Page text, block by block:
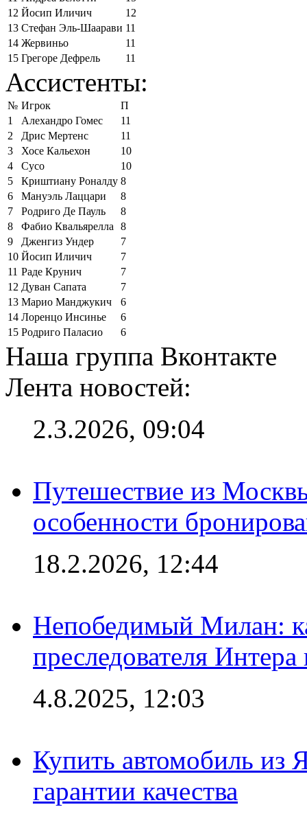
12 Йосип Иличич
12
13 Стефан Эль-Шаарави 11
14 Жервиньо
11
15 Грегоре Дефрель 11
Ассистенты:
№ Игрок
П
1
Алехандро Гомес
11
2
Дрис Мертенс
11
3
Хосе Кальехон
10
4
Сусо
10
5
Криштиану Роналду 8
6
Мануэль Лаццари
8
7
Родриго Де Пауль
8
8
Фабио Квальярелла
8
9
Дженгиз Ундер
7
10 Йосип Иличич
7
11 Раде Крунич
7
12 Дуван Сапата
7
13 Марио Манджукич
6
14 Лоренцо Инсинье
6
15 Родриго Паласио 6
Наша группа Вконтакте
Лента новостей:
2.3.2026, 09:04
Путешествие из
особенности
18.2.2026, 12:44
Непобедимый Милан:
преследователя
4.8.2025, 12:03
Купить автомобиль из
гарантии качества